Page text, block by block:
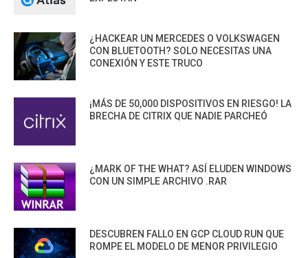
¿HACKEAR UN MERCEDES O VOLKSWAGEN
CON BLUETOOTH? SOLO NECESITAS UNA
CONEXIÓN Y ESTE TRUCO
¡MÁS DE 50,000 DISPOSITIVOS EN RIESGO! LA
BRECHA DE CITRIX QUE NADIE PARCHEÓ
¿MARK OF THE WHAT? ASÍ ELUDEN WINDOWS
CON UN SIMPLE ARCHIVO .RAR
DESCUBREN FALLO EN GCP CLOUD RUN QUE
ROMPE EL MODELO DE MENOR PRIVILEGIO